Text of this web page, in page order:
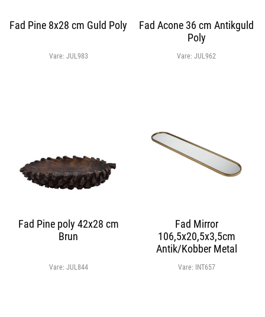
Fad Pine 8x28 cm Guld Poly
Vare: JUL983
Fad Acone 36 cm Antikguld
Poly
Vare:JUL962
Fad Pine poly 42x28 cm
Brun
Vare: JUL844
Fad Mirror
106,5x20,5x3,5cm
Antik/Kobber Metal
Vare: INT657